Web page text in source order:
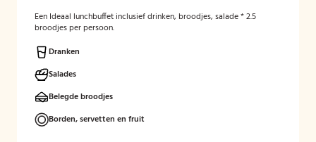
Een Ideaal lunchbuffet inclusief drinken, broodjes, salade * 2.5
broodjes per persoon.
Dranken
Salades
Belegde broodjes
Borden, servetten en fruit